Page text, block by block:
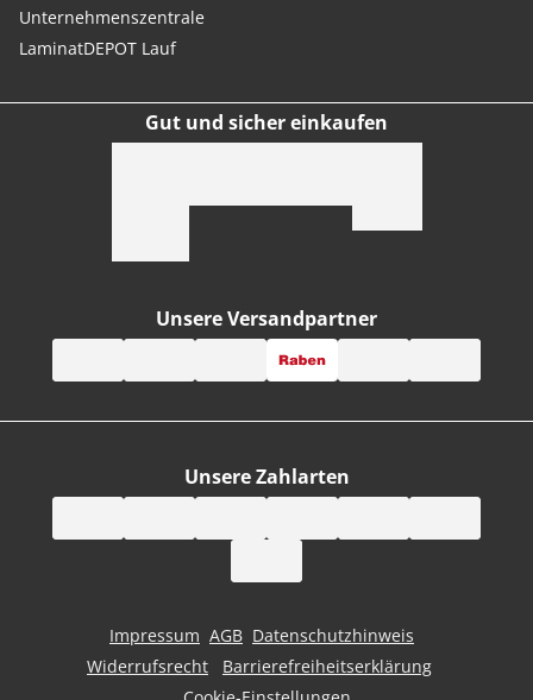
Unternehmenszentrale
LaminatDEPOT Lauf
Gut und sicher einkaufen
Unsere Zahlarten
Unsere Versandpartner
Impressum AGB Datenschutzhinweis
Widerrufsrecht
Barrierefreiheitserklärung